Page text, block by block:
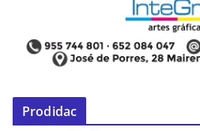
Prodidac